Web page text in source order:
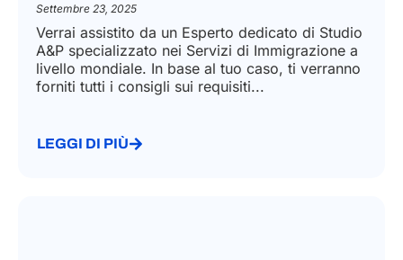
Settembre 23, 2025
Verrai assistito da un Esperto dedicato di Studio
A&P specializzato nei Servizi di Immigrazione a
livello mondiale. In base al tuo caso, ti verranno
forniti tutti i consigli sui requisiti...
LEGGI DI PIÙ